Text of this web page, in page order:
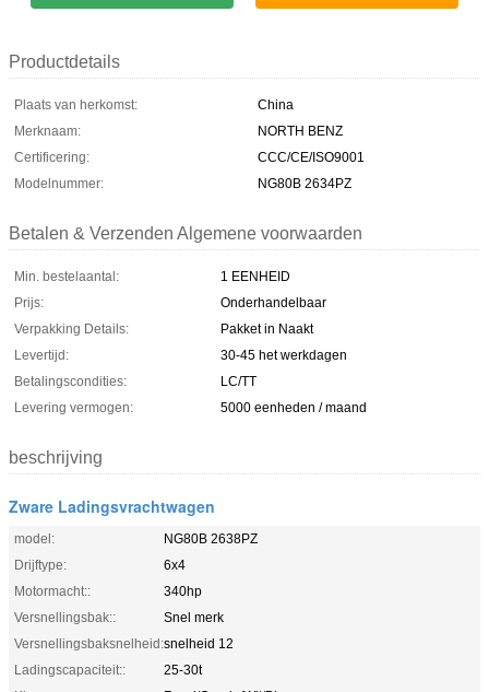
Productdetails
Plaats van herkomst:
China
Merknaam:
NORTH BENZ
Certificering:
CCC/CE/ISO9001
Modelnummer:
NG80B 2634PZ
Betalen & Verzenden Algemene voorwaarden
Min. bestelaantal:
1 EENHEID
Prijs:
Onderhandelbaar
Verpakking Details:
Pakket in Naakt
Levertijd:
30-45 het werkdagen
Betalingscondities:
LC/TT
Levering vermogen:
5000 eenheden / maand
beschrijving
Zware Ladingsvrachtwagen
model:
NG80B 2638PZ
Drijftype:
6x4
Motormacht::
340hp
Versnellingsbak::
Snel merk
Versnellingsbaksnelheid:snelheid 12
Ladingscapaciteit::
25-30t